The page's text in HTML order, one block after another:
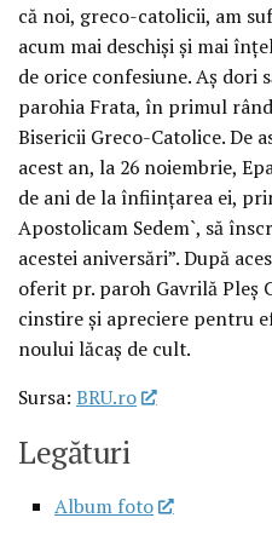
că noi, greco-catolicii, am
acum mai deschişi şi mai
de orice confesiune. Aş dori
parohia Frata, în primul
Bisericii Greco-Catolice. De
acest an, la 26 noiembrie,
de ani de la înfiinţarea ei,
Apostolicam Sedem`, să
acestei aniversări”. După
oferit pr. paroh Gavrilă Pleş
cinstire şi apreciere pentru
noului lăcaş de cult.
Sursa: BRU.ro
Legături
Album foto